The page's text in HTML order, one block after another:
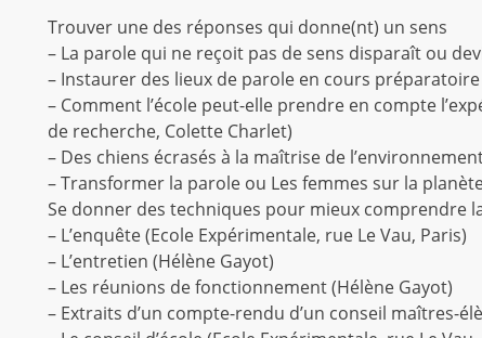
Trouver une des réponses qui donne(nt) un sens
– La parole qui ne reçoit pas de sens disparaît ou
– Instaurer des lieux de parole en cours
– Comment l’école peut-elle prendre en compte
de recherche, Colette Charlet)
– Des chiens écrasés à la maîtrise de
– Transformer la parole ou Les femmes sur la
Se donner des techniques pour mieux comprendre
– L’enquête (Ecole Expérimentale, rue Le Vau, Paris)
– L’entretien (Hélène Gayot)
– Les réunions de fonctionnement (Hélène Gayot)
– Extraits d’un compte-rendu d’un conseil maîtres-